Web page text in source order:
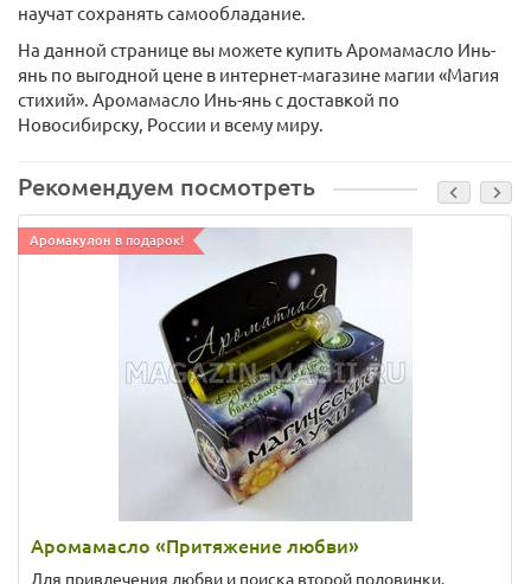
научат сохранять самообладание.
На данной странице вы можете купить Аромамасло Инь-
янь по выгодной цене в интернет-магазине магии «Магия
стихий». Аромамасло Инь-янь с доставкой по
Новосибирску, России и всему миру.
Рекомендуем посмотреть
Аромакулон в подарок!
Аромамасло «Притяжение любви»
Для привлечения любви и поиска второй половинки.